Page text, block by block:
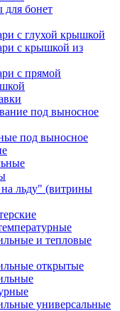
для бонет
с глухой крышкой
с крышкой из
с прямой
под выносное
под выносное
льду" (витрины
и тепловые
открытые
универсальные